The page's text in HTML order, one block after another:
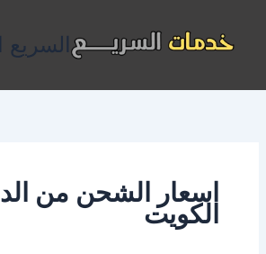
المحتوى
السريع
اسعار الشحن من
الكويت